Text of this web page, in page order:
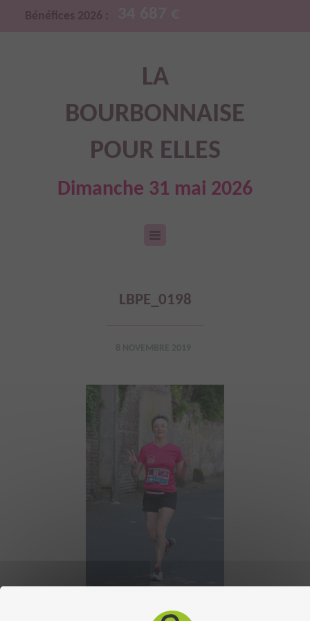
Bénéfices 2026 :
LA
BOURBONNAISE
POUR ELLES
Dimanche 31 mai 2026
LBPE_0198